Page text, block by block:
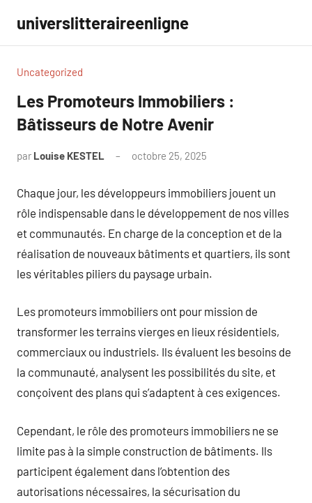
contenu
universlitteraireenligne
Uncategorized
Les Promoteurs Immobiliers :
Bâtisseurs de Notre Avenir
par Louise KESTEL octobre 25, 2025
Chaque jour, les développeurs immobiliers jouent un
rôle indispensable dans le développement de nos villes
et communautés. En charge de la conception et de la
réalisation de nouveaux bâtiments et quartiers, ils sont
les véritables piliers du paysage urbain.
Les promoteurs immobiliers ont pour mission de
transformer les terrains vierges en lieux résidentiels,
commerciaux ou industriels. Ils évaluent les besoins de
la communauté, analysent les possibilités du site, et
conçoivent des plans qui s’adaptent à ces exigences.
Cependant, le rôle des promoteurs immobiliers ne se
limite pas à la simple construction de bâtiments. Ils
participent également dans l’obtention des
autorisations nécessaires, la sécurisation du